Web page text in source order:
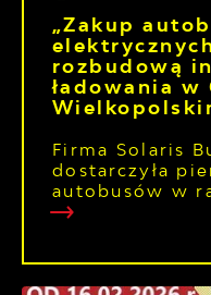
„Zakup
rozbudową
ładowania w
Firma Solaris
dostarczyła
autobusów w